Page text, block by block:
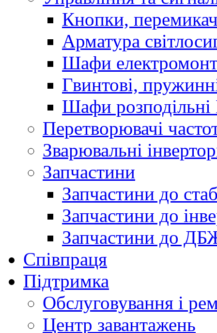
Кнопки,
Арматура
Шафи
Гвинтові,
Шафи розподільні
Перетворювачі
Зварювальні
Запчастини
Запчастини до
Запчастини до
Запчастини до
Співпраця
Підтримка
Обслуговування і
Центр завантажень